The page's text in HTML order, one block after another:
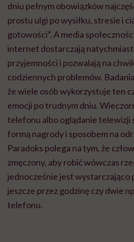
dniu pełnym obowiązków
prostu ulgi po wysiłku, stresie i
gotowości”. A media
internet dostarczają
przyjemności i pozwalają na
codziennych problemów.
że wiele osób wykorzystuje ten
emocji po trudnym dniu.
telefonu albo oglądanie telewizji
formą nagrody i sposobem na
Paradoks polega na tym, że
zmęczony, aby robić wówczas
jednocześnie jest wystarczająco
jeszcze przez godzinę czy dwie
telefonu.